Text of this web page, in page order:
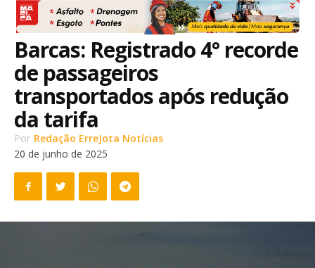
Barcas: Registrado 4° recorde
de passageiros
transportados após redução
da tarifa
Por Redação ErreJota Notícias
20 de junho de 2025